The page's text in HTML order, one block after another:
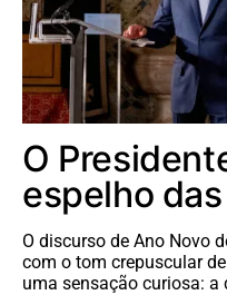
O
espelho
O discurso de Ano Novo
com o tom crepuscular
uma sensação curiosa: a